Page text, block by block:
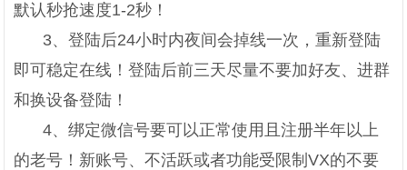
默认秒抢速度1-2秒！
3、登陆后24小时内夜间会掉线一次，重新登陆
即可稳定在线！登陆后前三天尽量不要加好友、进群
和换设备登陆！
4、绑定微信号要可以正常使用且注册半年以上
的老号！新账号、不活跃或者功能受限制VX的不要